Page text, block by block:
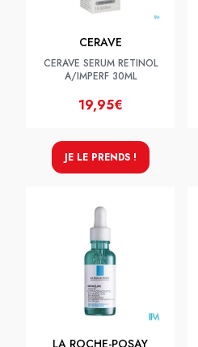
CERAVE
CERAVE SERUM RETINOL
A/IMPERF 30ML
19,95€
JE LE PRENDS !
LA ROCHE-POSAY